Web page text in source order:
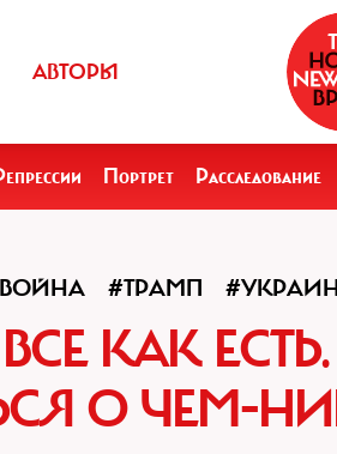
АВТОРЫ
Портрет Расследование
#ТРАМП
КАК
О ЧЕМ-